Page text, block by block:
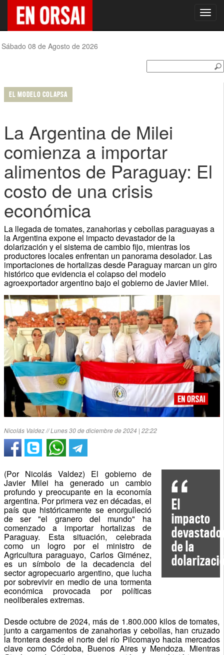
Sábado 08 de Agosto de 2026
EL MODELO COLAPSA
La Argentina de Milei
comienza a importar
alimentos de Paraguay: El
costo de una crisis
económica
La llegada de tomates, zanahorias y cebollas paraguayas a
la Argentina expone el impacto devastador de la
dolarización y el sistema de cambio fijo, mientras los
productores locales enfrentan un panorama desolador. Las
importaciones de hortalizas desde Paraguay marcan un giro
histórico que evidencia el colapso del modelo
agroexportador argentino bajo el gobierno de Javier Milei.
Nicolás Valdez // Lunes 30 de diciembre de 2024 | 22:22
El
impacto
de la
(Por Nicolás Valdez) El gobierno de
Javier Milei ha generado un cambio
profundo y preocupante en la economía
argentina. Por primera vez en décadas, el
país que históricamente se enorgulleció
de ser "el granero del mundo" ha
comenzado a importar hortalizas de
Paraguay. Esta situación, celebrada
como un logro por el ministro de
Agricultura paraguayo, Carlos Giménez,
es un símbolo de la decadencia del
sector agropecuario argentino, que lucha
por sobrevivir en medio de una tormenta
económica provocada por políticas
neoliberales extremas.
Desde octubre de 2024, más de 1.800.000 kilos de tomates,
junto a cargamentos de zanahorias y cebollas, han cruzado
la frontera desde el norte del río Pilcomayo hacia mercados
clave como Córdoba, Buenos Aires y Mendoza. Mientras